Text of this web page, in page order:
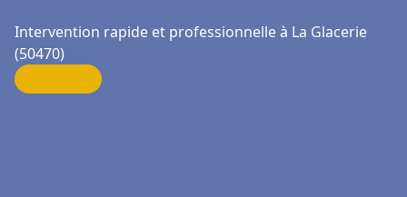
Intervention rapide et professionnelle à La Glacerie
(50470)